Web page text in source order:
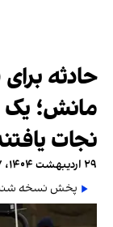
حادثه
نجات
۲۹ اردیبهشت ۱۴۰۴، ۰۸:۲۷ (‎+۱ گرینویچ)
پخش نسخه